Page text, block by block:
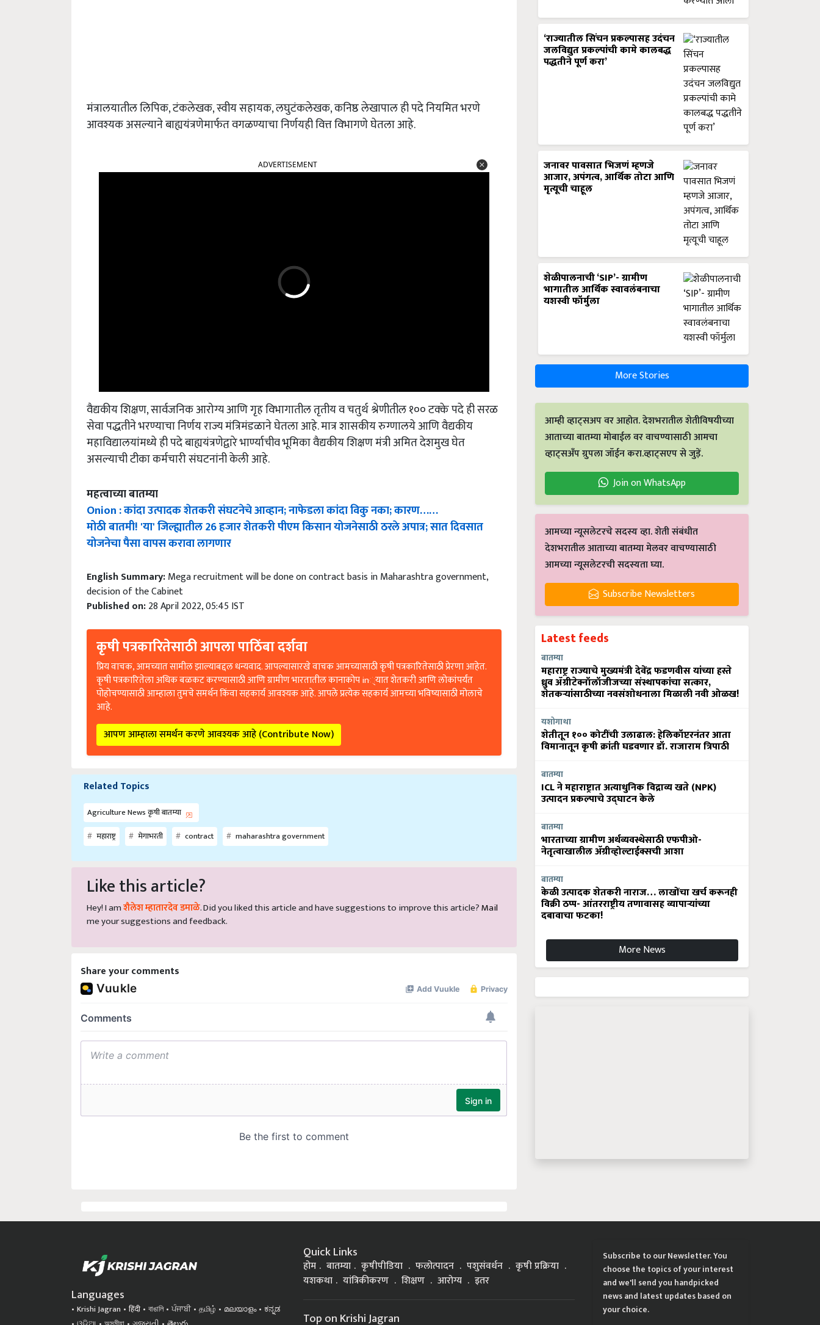
मंत्रालयातील लिपिक, टंकलेखक, स्वीय सहायक, लघुटंकलेखक, कनिष्ठ लेखापाल ही पदे नियमित भरणे
आवश्यक असल्याने बाह्ययंत्रणेमार्फत वगळण्याचा निर्णयही वित्त विभागणे घेतला आहे.
वैद्यकीय शिक्षण, सार्वजनिक आरोग्य आणि गृह विभागातील तृतीय व चतुर्थ श्रेणीतील १०० टक्के पदे ही सरळ
सेवा पद्धतीने भरण्याचा निर्णय राज्य मंत्रिमंडळाने घेतला आहे. मात्र शासकीय रुग्णालये आणि वैद्यकीय
महाविद्यालयांमध्ये ही पदे बाह्ययंत्रणेद्वारे भार्ण्याचीव भूमिका वैद्यकीय शिक्षण मंत्री अमित देशमुख घेत
असल्याची टीका कर्मचारी संघटनांनी केली आहे.
महत्वाच्या बातम्या
Onion : कांदा उत्पादक शेतकरी संघटनेचे आव्हान; नाफेडला कांदा विकु नका; कारण……
मोठी बातमी! 'या' जिल्ह्यातील 26 हजार शेतकरी पीएम किसान योजनेसाठी ठरले अपात्र; सात दिवसात
योजनेचा पैसा वापस करावा लागणार
English Summary: Mega recruitment will be done on contract basis in Maharashtra government,
decision of the Cabinet
Published on: 28 April 2022, 05:45 IST
कृषी पत्रकारितेसाठी आपला पाठिंबा दर्शवा
प्रिय वाचक, आमच्यात सामील झाल्याबद्दल धन्यवाद. आपल्यासारखे वाचक आमच्यासाठी कृषी पत्रकारितेसाठी प्रेरणा आहेत.
कृषी पत्रकारितेला अधिक बळकट करण्यासाठी आणि ग्रामीण भारतातील कानाकोप in्यात शेतकरी आणि लोकांपर्यंत
पोहोचण्यासाठी आम्हाला तुमचे समर्थन किंवा सहकार्य आवश्यक आहे. आपले प्रत्येक सहकार्य आमच्या भविष्यासाठी मोलाचे
आहे.
आपण आम्हाला समर्थन करणे आवश्यक आहे (Contribute Now)
Related Topics
Agriculture News कृषी बातम्या
महाराष्ट्र
मेगाभरती contract maharashtra government
Like this article?
Hey! I am शैलेश म्हातारदेव डमाळे . Did you liked this article and have suggestions to improve this article? Mail
me your suggestions and feedback.
Share your comments
‘राज्यातील सिंचन प्रकल्पासह उदंचन
जलविद्युत प्रकल्पांची कामे कालबद्ध
पद्धतीने पूर्ण करा’
जनावर पावसात भिजणं म्हणजे
आजार, अपंगत्व, आर्थिक तोटा आणि
मृत्यूची चाहूल
शेळीपालनाची ‘SIP’- ग्रामीण
भागातील आर्थिक स्वावलंबनाचा
यशस्वी फॉर्मुला
More Stories
आम्ही व्हाट्सअप वर आहोत. देशभरातील शेतीविषयीच्या
आताच्या बातम्या मोबाईल वर वाचण्यासाठी आमचा
व्हाट्सअँप ग्रुपला जॉईन करा.व्हाट्सएप से जुड़ें.
Join on WhatsApp
आमच्या न्यूसलेटरचे सदस्य व्हा. शेती संबंधीत
देशभरातील आताच्या बातम्या मेलवर वाचण्यासाठी
आमच्या न्यूसलेटरची सदस्यता घ्या.
Subscribe Newsletters
Latest feeds
बातम्या
महाराष्ट्र राज्याचे मुख्यमंत्री देवेंद्र फडणवीस यांच्या हस्ते
ध्रुव ॲग्रीटेक्नॉलॉजीजच्या संस्थापकांचा सत्कार,
शेतकऱ्यांसाठीच्या नवसंशोधनाला मिळाली नवी ओळख!
यशोगाथा
शेतीतून १०० कोटींची उलाढाल: हेलिकॉप्टरनंतर आता
विमानातून कृषी क्रांती घडवणार डॉ. राजाराम त्रिपाठी
बातम्या
ICL ने महाराष्ट्रात अत्याधुनिक विद्राव्य खते (NPK)
उत्पादन प्रकल्पाचे उद्घाटन केले
बातम्या
भारताच्या ग्रामीण अर्थव्यवस्थेसाठी एफपीओ-
नेतृत्वाखालील अ‍ॅग्रीव्होल्टाईक्सची आशा
बातम्या
केळी उत्पादक शेतकरी नाराज… लाखोंचा खर्च करूनही
विक्री ठप्प- आंतरराष्ट्रीय तणावासह व्यापाऱ्यांच्या
दबावाचा फटका!
More News
Languages
Krishi Jagran हिंदी বাঙালি ਪੰਜਾਬੀ தமிழ் മലയാളം
ಕನ್ನಡ
ଓଡିଆ
অসমীয়া ગુજરાતી తెలుగు
Quick Links
होम बातम्या कृषीपीडिया फलोत्पादन पशुसंवर्धन
कृषी प्रक्रिया
यशकथा
यांत्रिकीकरण शिक्षण आरोग्य इतर
Top on Krishi Jagran
Subscribe to our Newsletter. You
choose the topics of your interest
and we'll send you handpicked
news and latest updates based on
your choice.